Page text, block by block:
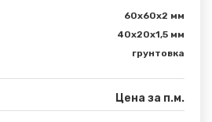
60х60х2 мм
40х20х1,5 мм
грунтовка
Цена за п.м.